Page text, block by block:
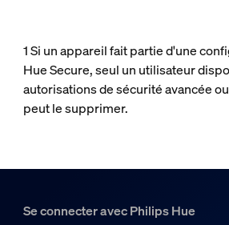
1 Si un appareil fait partie d'une
Hue Secure, seul un utilisateur
autorisations de sécurité avancée
peut le supprimer.
Se connecter avec Philips Hue